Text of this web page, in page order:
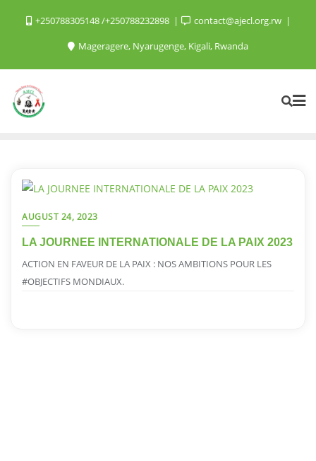
+250788305148 /+250788232898
contact@ajecl.org.rw
Mageragere, Nyarugenge, Kigali, Rwanda
AUGUST 24, 2023
LA JOURNEE INTERNATIONALE DE LA PAIX 2023
ACTION EN FAVEUR DE LA PAIX : NOS AMBITIONS POUR LES
#OBJECTIFS MONDIAUX.